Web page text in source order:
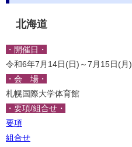
北海道
・開催日・
令和6年7月14日(日)～7月15日(月)
・会 場・
札幌国際大学体育館
・要項/組合せ・
要項
組合せ